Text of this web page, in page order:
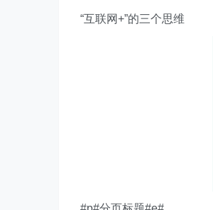
“互联网+”的三个思维